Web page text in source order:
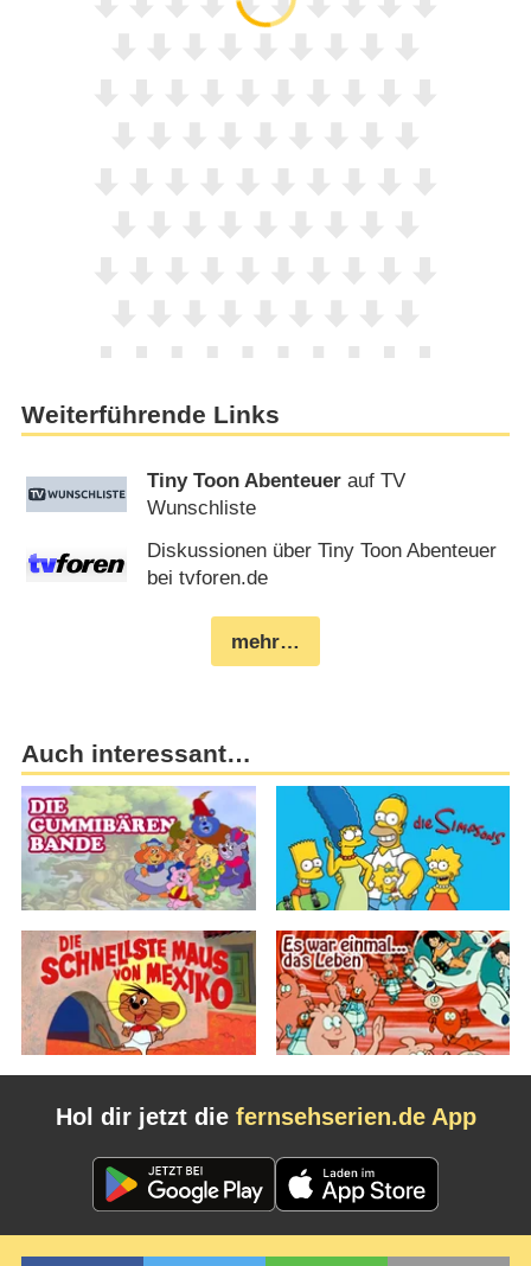
Weiterführende Links
Tiny Toon Abenteuer auf TV
Wunschliste
Diskussionen über Tiny Toon Abenteuer
bei tvforen.de
mehr…
Auch interessant…
Hol dir jetzt die fernsehserien.de App